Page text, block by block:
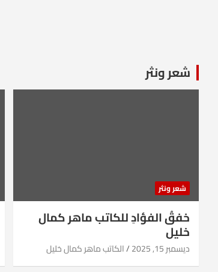
شعر ونثر
شعر ونثر
خفقُ الفؤادِ للكاتب ماهر كمال
خليل
ديسمبر 15, 2025 الكاتب ماهر كمال خليل